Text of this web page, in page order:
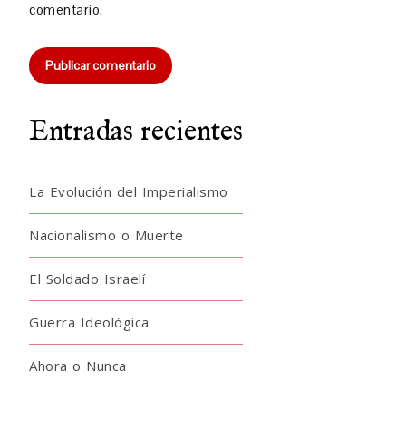
comentario.
Entradas recientes
La Evolución del Imperialismo
Nacionalismo o Muerte
El Soldado Israelí
Guerra Ideológica
Ahora o Nunca